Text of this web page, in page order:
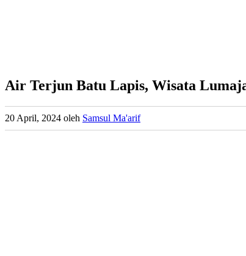
Air Terjun Batu Lapis, Wisata
20 April, 2024 oleh Samsul Ma'arif